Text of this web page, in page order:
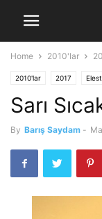
Home 2010'lar
2010'lar 2017
Sarı
By Barış Saydam -